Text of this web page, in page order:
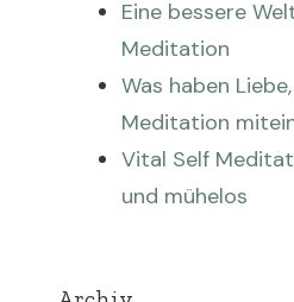
Eine bessere
Meditation
Was haben
Meditation
Vital Self
und mühelos